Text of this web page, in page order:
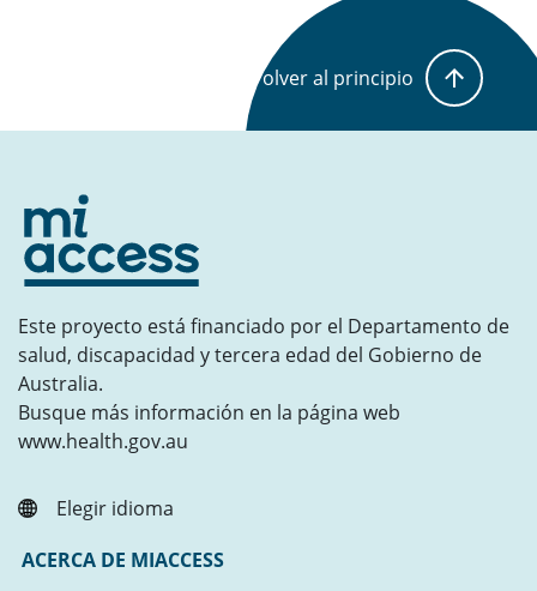
Volver al principio
Este proyecto está financiado por el Departamento de
salud, discapacidad y tercera edad del Gobierno de
Australia.
Busque más información en la página web
www.health.gov.au
Elegir idioma
ACERCA DE MIACCESS